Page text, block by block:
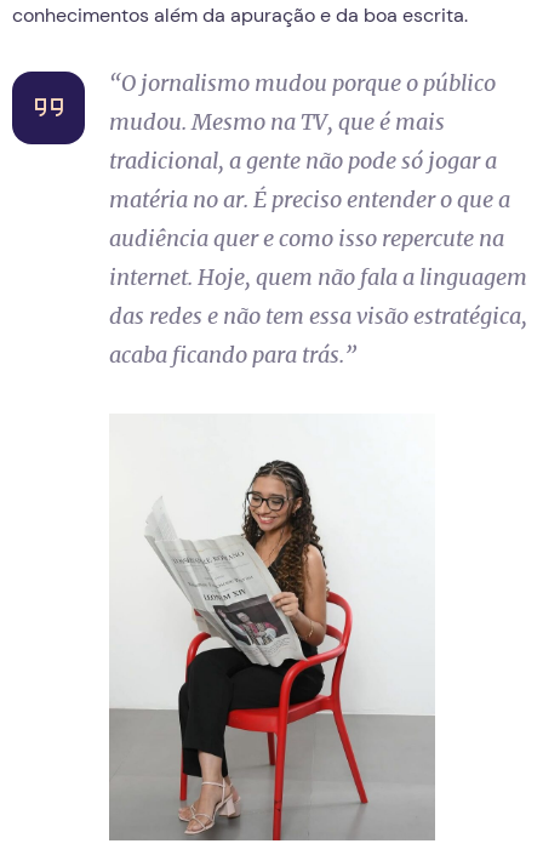
conhecimentos além da apuração e da boa escrita.
“O jornalismo mudou porque o público
mudou. Mesmo na TV, que é mais
tradicional, a gente não pode só jogar a
matéria no ar. É preciso entender o que a
audiência quer e como isso repercute na
internet. Hoje, quem não fala a linguagem
das redes e não tem essa visão estratégica,
acaba ficando para trás.”